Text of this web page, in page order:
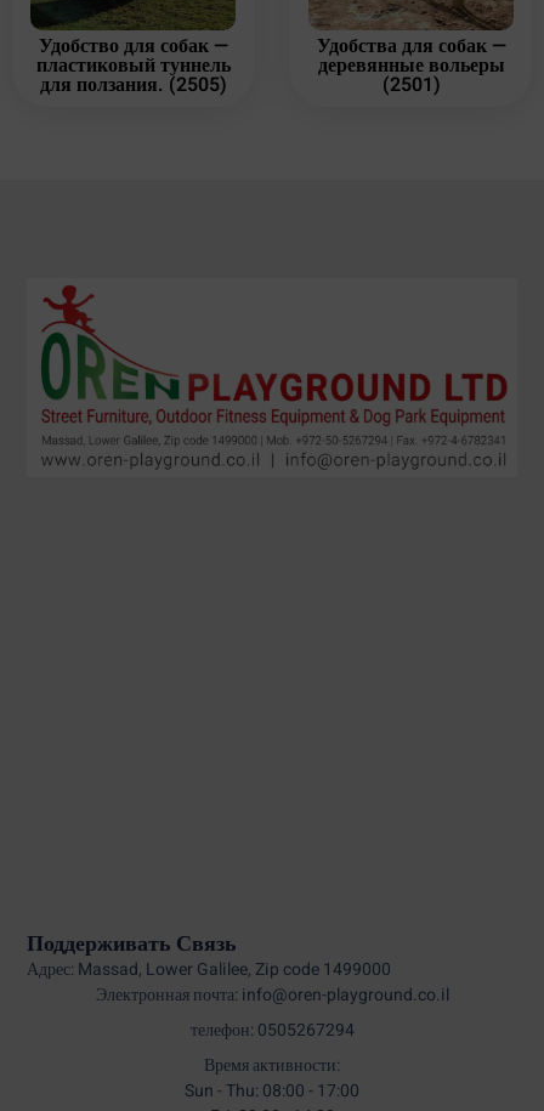
Удобство для собак —
пластиковый туннель
для ползания. (2505)
Удобства для собак —
деревянные вольеры
(2501)
Поддерживать Связь
Адрес: Massad, Lower Galilee, Zip code 1499000
Электронная почта: info@oren-playground.co.il
телефон: 0505267294
Время активности:
Sun - Thu: 08:00 - 17:00